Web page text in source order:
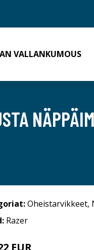
VALLANKUMOUS
Oheistarvikkeet,
Razer
EUR